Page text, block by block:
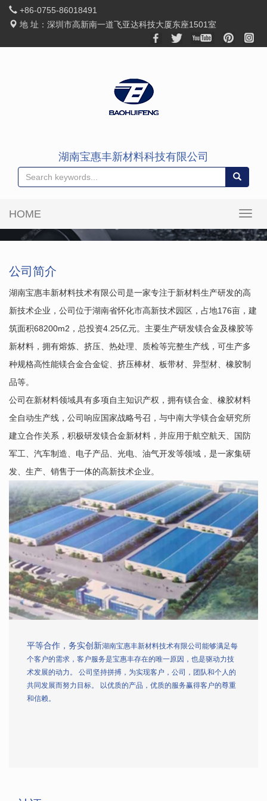
+86-0755-86018491
地 址：深圳市高新南一道飞亚达科技大厦东座1501室
湖南宝惠丰新材料科技有限公司
HOME
公司简介
湖南宝惠丰新材料技术有限公司是一家专注于新材料生产研发的高
新技术企业，公司位于湖南省怀化市高新技术园区，占地176亩，建
筑面积68200m2，总投资4.25亿元。主要生产研发镁合金及橡胶等
新材料，拥有熔炼、挤压、热处理、质检等完整生产线，可生产多
种规格高性能镁合金合金锭、挤压棒材、板带材、异型材、橡胶制
品等。
公司在新材料领域具有多项自主知识产权，拥有镁合金、橡胶材料
全自动生产线，公司响应国家战略号召，与中南大学镁合金研究所
建立合作关系，积极研发镁合金新材料，并应用于航空航天、国防
军工、汽车制造、电子产品、光电、油气开发等领域，是一家集研
发、生产、销售于一体的高新技术企业。
平等合作，务实创新湖南宝惠丰新材料技术有限公司能够满足每
个客户的需求，客户服务是宝惠丰存在的唯一原因，也是驱动力技
术发展的动力。 公司坚持拼搏，为实现客户，公司，团队和个人的
共同发展而努力目标。 以优质的产品，优质的服务赢得客户的尊重
和信赖。